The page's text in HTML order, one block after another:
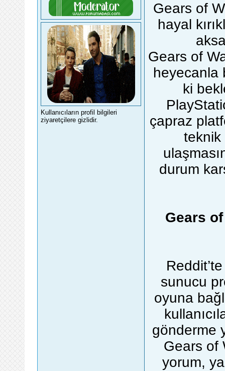
Kullanıcıların profil bilgileri
ziyaretçilere gizlidir.
Gears of
hayal
Gears of
heyecanla
ki
çapraz
teknik
durum
Gears
sunucu
oyuna
gönderme
Gears of
yorum,